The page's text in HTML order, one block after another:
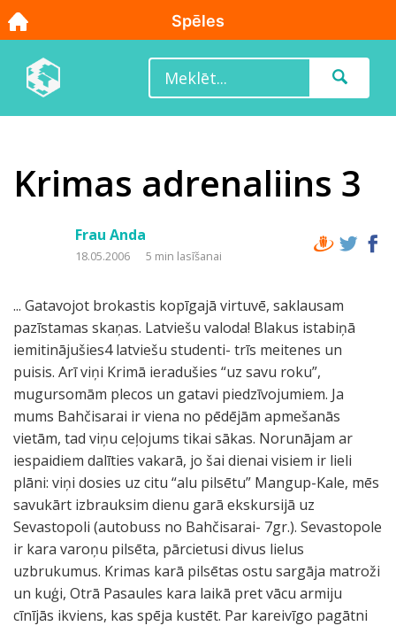
Krimas adrenaliins 3
Frau Anda
18.05.2006 5 min lasīšanai
... Gatavojot brokastis kopīgajā virtuvē, saklausam
pazīstamas skaņas. Latviešu valoda! Blakus istabiņā
iemitinājušies4 latviešu studenti- trīs meitenes un
puisis. Arī viņi Krimā ieradušies “uz savu roku”,
mugursomām plecos un gatavi piedzīvojumiem. Ja
mums Bahčisarai ir viena no pēdējām apmešanās
vietām, tad viņu ceļojums tikai sākas. Norunājam ar
iespaidiem dalīties vakarā, jo šai dienai visiem ir lieli
plāni: viņi dosies uz citu “alu pilsētu” Mangup-Kale, mēs
savukārt izbrauksim dienu garā ekskursijā uz
Sevastopoli (autobuss no Bahčisarai- 7gr.). Sevastopole
ir kara varoņu pilsēta, pārcietusi divus lielus
uzbrukumus. Krimas karā pilsētas ostu sargāja matroži
un kuģi, Otrā Pasaules kara laikā pret vācu armiju
cīnījās ikviens, kas spēja kustēt. Par kareivīgo pagātni